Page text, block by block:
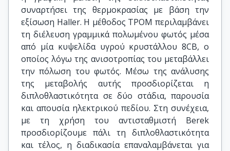
συναρτήσει της θερμοκρασίας με βάση την
εξίσωση Haller. Η μέθοδος TPOM περιλαμβάνει
τη διέλευση γραμμικά πολωμένου φωτός μέσα
από μία κυψελίδα υγρού κρυστάλλου 8CB, ο
οποίος λόγω της ανισοτροπίας του μεταβάλλει
την πόλωση του φωτός. Μέσω της ανάλυσης
της μεταβολής αυτής προσδιορίζεται η
διπλοθλαστικότητα σε δύο στάδια, παρουσία
και απουσία ηλεκτρικού πεδίου. Στη συνέχεια,
με τη χρήση του αντισταθμιστή Berek
προσδιορίζουμε πάλι τη διπλοθλαστικότητα
και τέλος, η διαδικασία επαναλαμβάνεται για